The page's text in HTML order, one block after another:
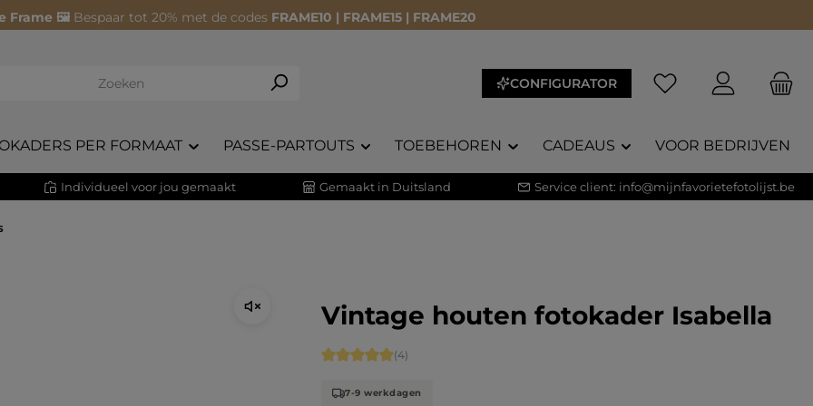
Frame 🖼️ Bespaar tot 20% met de codes FRAME10 | FRAME15 | FRAME20
CONFIGURATOR
PER FORMAAT PASSE-PARTOUTS TOEBEHOREN CADEAUS VOOR BEDRIJVEN
Individueel voor jou gemaakt Gemaakt in Duitsland Service client: info@mijnfavorietefotolijst.be
Vintage houten fotokader Isabella
Gemiddelde score van 5 op 5 sterren
(4)
7-9 werkdagen